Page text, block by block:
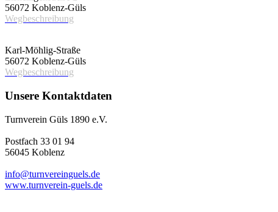
56072 Koblenz-Güls
Wegbeschreibung
Karl-Möhlig-Straße
56072 Koblenz-Güls
Wegbeschreibung
Unsere Kontaktdaten
Turnverein Güls 1890 e.V.
Postfach 33 01 94
56045 Koblenz
info@turnvereinguels.de
www.turnverein-guels.de